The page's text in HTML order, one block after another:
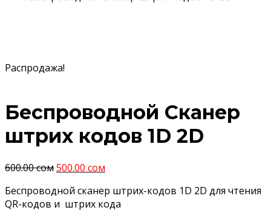
Распродажа!
Беспроводной Сканер
штрих кодов 1D 2D
600.00сом500.00 сом
Беспроводной сканер штрих-кодов 1D 2D для чтения
QR-кодов и штрих кода